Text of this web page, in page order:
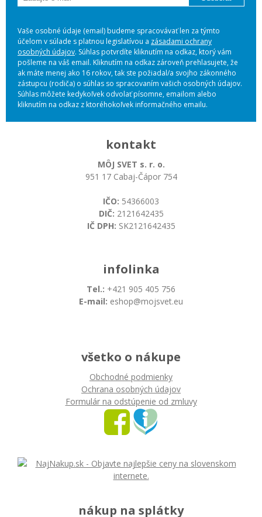
Vaše osobné údaje (email) budeme spracovávať len za týmto
účelom v súlade s platnou legislatívou a zásadami ochrany
osobných údajov. Súhlas potvrdíte kliknutím na odkaz, ktorý vám
pošleme na váš email. Kliknutím na odkaz zároveň prehlasujete, že
ak máte menej ako 16 rokov, tak ste požiadal/a svojho zákonného
zástupcu (rodiča) o súhlas so spracovaním vašich osobných údajov.
Súhlas môžete kedykoľvek odvolať písomne, emailom alebo
kliknutím na odkaz z ktoréhokoľvek informačného emailu.
kontakt
MÔJ SVET s. r. o.
951 17 Cabaj-Čápor 754
IČO: 54366003
DIČ: 2121642435
IČ DPH: SK2121642435
infolinka
Tel.: +421 905 405 756
E-mail: eshop@mojsvet.eu
všetko o nákupe
Obchodné podmienky
Ochrana osobných údajov
Formulár na odstúpenie od zmluvy
nákup na splátky